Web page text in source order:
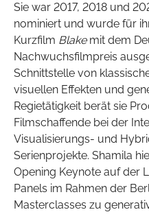
Sie war 2017, 2018 und
nominiert und wurde für
Kurzfilm Blakemit dem
Nachwuchsfilmpreis
Schnittstelle von
visuellen Effekten und
Regietätigkeit berät sie
Filmschaffende bei der
Visualisierungs- und
Serienprojekte. Shamila
Opening Keynote auf der
Panels im Rahmen der
Masterclasses zu